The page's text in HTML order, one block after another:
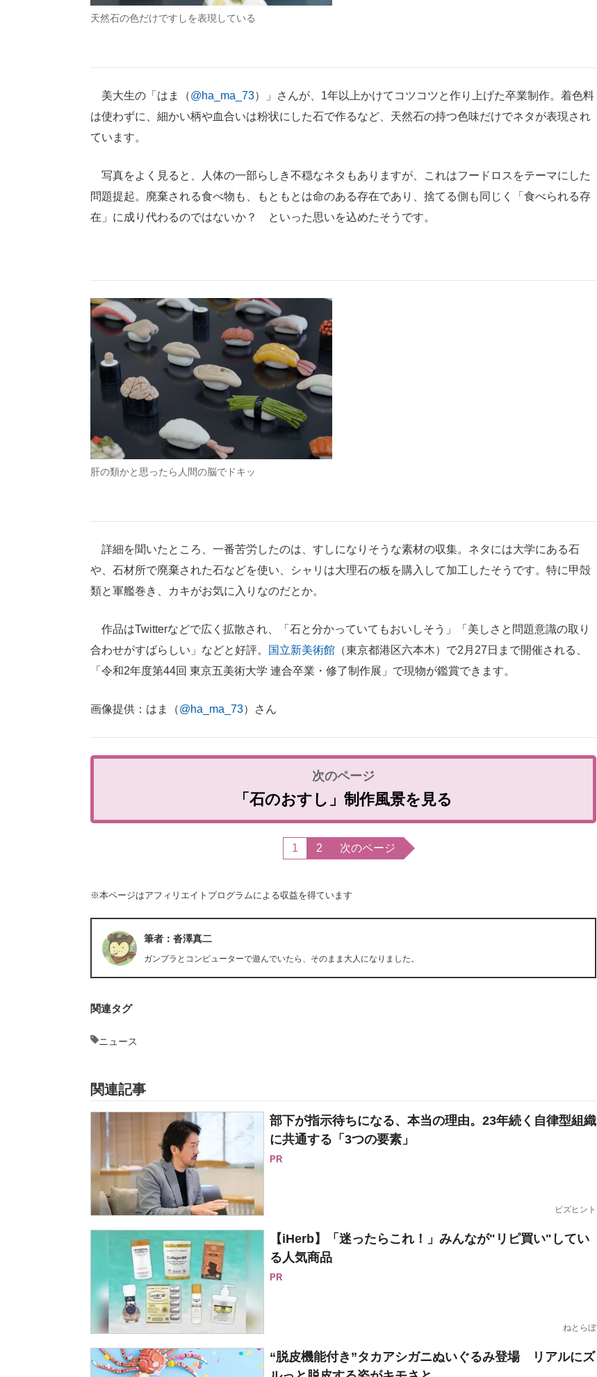
天然石の色だけですしを表現している
美大生の「はま（@ha_ma_73）」さんが、1年以上かけてコツコツと作り上げた卒業制作。着色料
は使わずに、細かい柄や血合いは粉状にした石で作るなど、天然石の持つ色味だけでネタが表現され
ています。
写真をよく見ると、人体の一部らしき不穏なネタもありますが、これはフードロスをテーマにした
問題提起。廃棄される食べ物も、もともとは命のある存在であり、捨てる側も同じく「食べられる存
在」に成り代わるのではないか？ といった思いを込めたそうです。
肝の類かと思ったら人間の脳でドキッ
詳細を聞いたところ、一番苦労したのは、すしになりそうな素材の収集。ネタには大学にある石
や、石材所で廃棄された石などを使い、シャリは大理石の板を購入して加工したそうです。特に甲殻
類と軍艦巻き、カキがお気に入りなのだとか。
作品はTwitterなどで広く拡散され、「石と分かっていてもおいしそう」「美しさと問題意識の取り
合わせがすばらしい」などと好評。
国立新美術館 （東京都港区六本木）で2月27日まで開催される、
「令和2年度第44回 東京五美術大学 連合卒業・修了制作展」で現物が鑑賞できます。
画像提供：はま（@ha_ma_73）さん
「石のおすし」制作風景を見る
1 2 次のページ
※本ページはアフィリエイトプログラムによる収益を得ています
筆者：沓澤真二
ガンプラとコンピューターで遊んでいたら、そのまま大人になりました。
関連タグ
ニュース
関連記事
部下が指示待ちになる、本当の理由。23年続く自律型組織
に共通する「3つの要素」
PR
ビズヒント
【iHerb】「迷ったらこれ！」みんなが"リピ買い"してい
る人気商品
PR
ねとらぼ
“脱皮機能付き”タカアシガニぬいぐるみ登場 リアルにズ